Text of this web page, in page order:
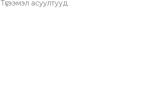
Түгээмэл асуултууд